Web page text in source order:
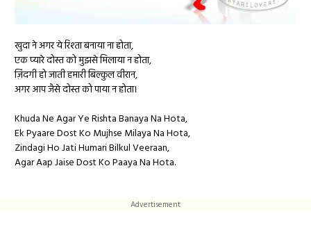
खुदा ने अगर ये रिश्ता बनाया ना होता,
एक प्यारे दोस्त को मुझसे मिलाया न होता,
ज़िंदगी हो जाती हमारी बिल्कुल वीरान,
अगर आप जैसे दोस्त को पाया न होता।
Khuda Ne Agar Ye Rishta Banaya Na Hota,
Ek Pyaare Dost Ko Mujhse Milaya Na Hota,
Zindagi Ho Jati Humari Bilkul Veeraan,
Agar Aap Jaise Dost Ko Paaya Na Hota.
Advertisement